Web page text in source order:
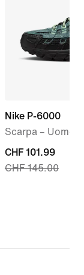
Nike P-6000
Scarpa – Uomo
current
price
CHF 101.99
CHF 145.00